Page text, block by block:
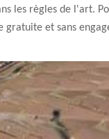
les règles de l'art.
gratuite et sans